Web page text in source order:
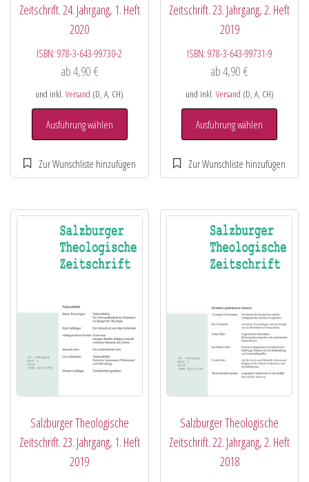
Zeitschrift. 24. Jahrgang, 1. Heft
2020
ISBN:978-3-643-99730-2
ab4,90 €
und inkl.Versand (D, A, CH)
Ausführung wählen
Zeitschrift. 23. Jahrgang, 2. Heft
2019
ISBN: 978-3-643-99731-9
ab4,90€
und inkl. Versand (D, A, CH)
Ausführung wählen
Salzburger Theologische
Zeitschrift. 23. Jahrgang, 1. Heft
2019
Salzburger Theologische
Zeitschrift. 22. Jahrgang, 2. Heft
2018